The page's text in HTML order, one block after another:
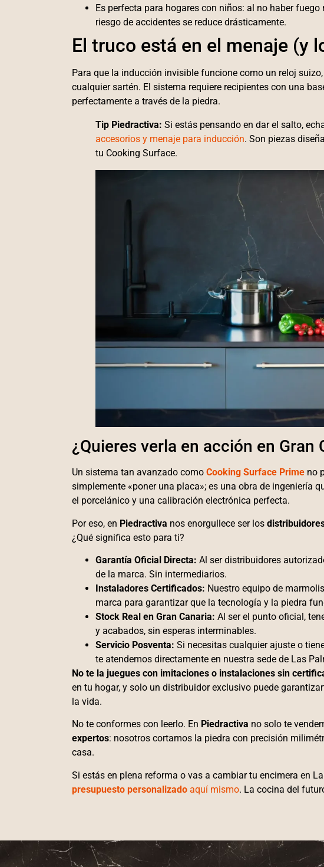
Es perfecta para hogares con niños: al no haber
riesgo de accidentes se reduce drásticamente.
El truco está en el menaje (y
Para que la inducción invisible funcione como un reloj
cualquier sartén. El sistema requiere recipientes con una
perfectamente a través de la piedra.
Tip Piedractiva: Si estás pensando en dar el salto,
accesorios y menaje para inducción. Son piezas
tu Cooking Surface.
¿Quieres verla en acción en Gran
Un sistema tan avanzado como Cooking Surface Prime no
simplemente «poner una placa»; es una obra de ingeniería
el porcelánico y una calibración electrónica perfecta.
Por eso, en Piedractiva nos enorgullece ser los
¿Qué significa esto para ti?
Garantía Oficial Directa: Al ser distribuidores
de la marca. Sin intermediarios.
Instaladores Certificados: Nuestro equipo de
marca para garantizar que la tecnología y la piedra
Stock Real en Gran Canaria: Al ser el punto oficial,
y acabados, sin esperas interminables.
Servicio Posventa: Si necesitas cualquier ajuste o
te atendemos directamente en nuestra sede de Las
No te la juegues con imitaciones o instalaciones sin
en tu hogar, y solo un distribuidor exclusivo puede
la vida.
No te conformes con leerlo. En Piedractiva no solo te
expertos: nosotros cortamos la piedra con precisión
casa.
Si estás en plena reforma o vas a cambiar tu encimera en
presupuesto personalizado aquí mismo. La cocina del